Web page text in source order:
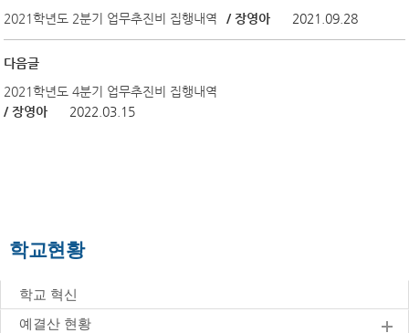
2021학년도 2분기 업무추진비 집행내역
/ 장영아 2021.09.28
다음글
2021학년도 4분기 업무추진비 집행내역
/ 장영아
2022.03.15
학교현황
학교 혁신
예결산 현황